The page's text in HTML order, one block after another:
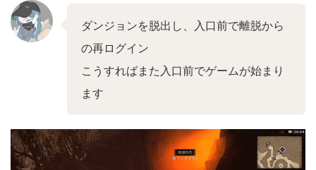
ダンジョンを脱出し、入口前で離脱から
の再ログイン
こうすればまた入口前でゲームが始まり
ます